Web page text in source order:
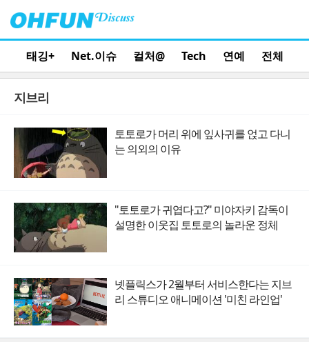
태깅+ Net.이슈 컬처@ Tech 연예 전체
지브리
토토로가 머리 위에 잎사귀를 얹고 다니
는 의외의 이유
"토토로가 귀엽다고?" 미야자키 감독이
설명한 이웃집 토토로의 놀라운 정체
넷플릭스가 2월부터 서비스한다는 지브
리 스튜디오 애니메이션 '미친 라인업'